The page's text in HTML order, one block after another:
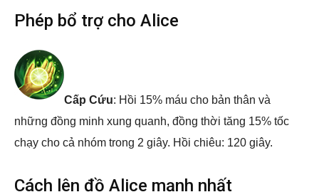
Phép bổ trợ cho Alice
Cấp Cứu: Hồi 15% máu cho bản thân và
những đồng minh xung quanh, đồng thời tăng 15% tốc
chạy cho cả nhóm trong 2 giây. Hồi chiêu: 120 giây.
Cách lên đồ Alice mạnh nhất